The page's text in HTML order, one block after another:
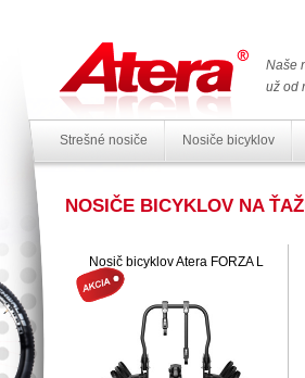
Naše
už od
Strešné nosiče Nosiče bicyklov
NOSIČE BICYKLOV NA
Nosič bicyklov Atera FORZA L